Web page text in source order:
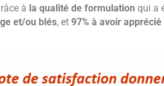
à la qualité de formulation qui a
et/ou blés, et 97% à avoir